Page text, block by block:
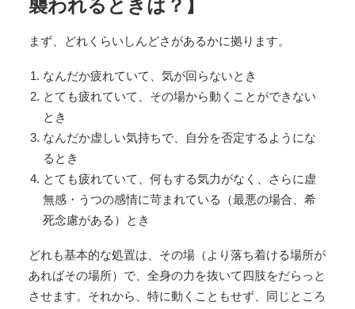
襲われるときは？】
まず、どれくらいしんどさがあるかに拠ります。
なんだか疲れていて、気が回らないとき
とても疲れていて、その場から動くことができない
とき
なんだか虚しい気持ちで、自分を否定するようにな
るとき
とても疲れていて、何もする気力がなく、さらに虚
無感・うつの感情に苛まれている（最悪の場合、希
死念慮がある）とき
どれも基本的な処置は、その場（より落ち着ける場所が
あればその場所）で、全身の力を抜いて四肢をだらっと
させます。それから、特に動くこともせず、同じところ